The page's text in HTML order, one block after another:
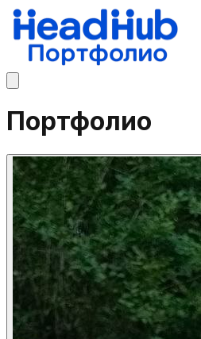
Портфолио